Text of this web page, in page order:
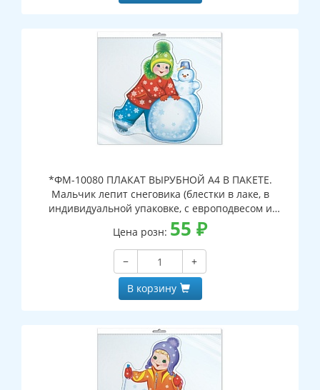
*ФМ-10080 ПЛАКАТ ВЫРУБНОЙ А4 В ПАКЕТЕ.
Мальчик лепит снеговика (блестки в лаке, в
индивидуальной упаковке, с европодвесом и
клеевым клапаном)
Цена розн: 55 ₽
−
+
В корзину